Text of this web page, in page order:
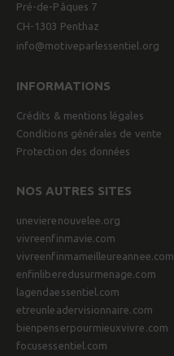
Pré-de-Pâques 7
CH-1303 Penthaz
info@motiveparlessentiel.org
INFORMATIONS
Crédits & mentions légales
Conditions générales de vente
Protection des données
NOS AUTRES SITES
unevierenouvelee.org
vivreenfinmavie.com
vivreenfinmameilleureannee.com
enfinliberedusurmenage.com
lagendaessentiel.com
etreunleadervisionnaire.com
bienpenserpourmieuxvivre.com
focusessentiel.com